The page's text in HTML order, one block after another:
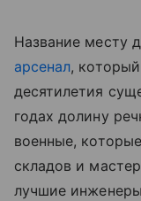
Название месту
арсенал,
десятилетия
годах долину
военные,
складов и
лучшие